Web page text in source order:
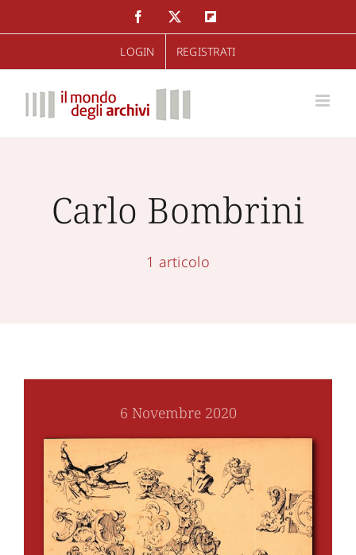
al
FacebookTwitter
LOGIN REGISTRATI
Carlo Bombrini
1 articolo
6 Novembre 2020